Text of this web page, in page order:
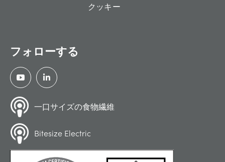
クッキー
フォローする
一口サイズの食物繊維
Bitesize Electric